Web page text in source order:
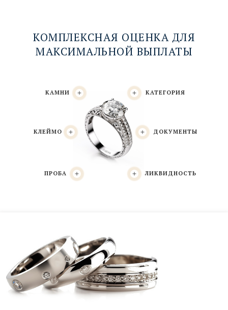
КОМПЛЕКСНАЯ ОЦЕНКА ДЛЯ
МАКСИМАЛЬНОЙ ВЫПЛАТЫ
КАМНИ КАТЕГОРИЯ
ДОКУМЕНТЫ
КЛЕЙМО
ЛИКВИДНОСТЬ
ПРОБА
По ювелирным клеймам либо экспертом
оценщиком по эталонным образцам.
Определение категории изделия
Производится определение параметров
изделия, осмотр на наличие повреждений.